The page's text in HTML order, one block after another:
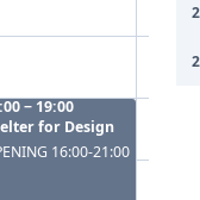
− 19:00
for Design
16:00-21:00